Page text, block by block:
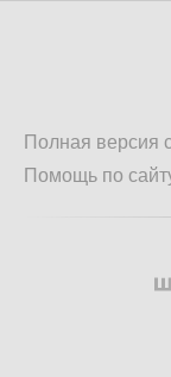
Полная версия
Помощь по